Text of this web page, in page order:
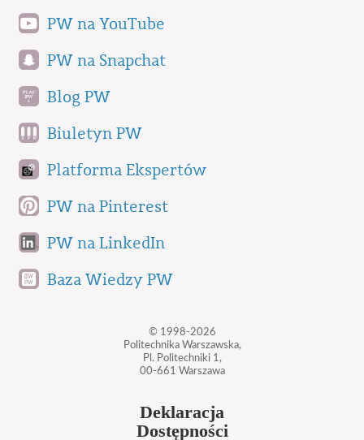
PW na YouTube
PW na Snapchat
Blog PW
Biuletyn PW
Platforma Ekspertów
PW na Pinterest
PW na LinkedIn
Baza Wiedzy PW
© 1998-2026
Politechnika Warszawska,
Pl. Politechniki 1,
00-661 Warszawa
Deklaracja
Dostępności